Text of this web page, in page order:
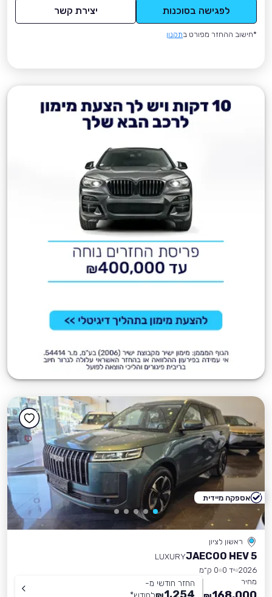
לפגישה בסוכנות יצירת קשר
*חישוב ההחזר מפורט בתקנון
ראשון לציון
JAECOO HEV 5
LUXURY
2026 יד 0
0 ק״מ
מחיר
החזר חודשי מ-
אספקה מיידית